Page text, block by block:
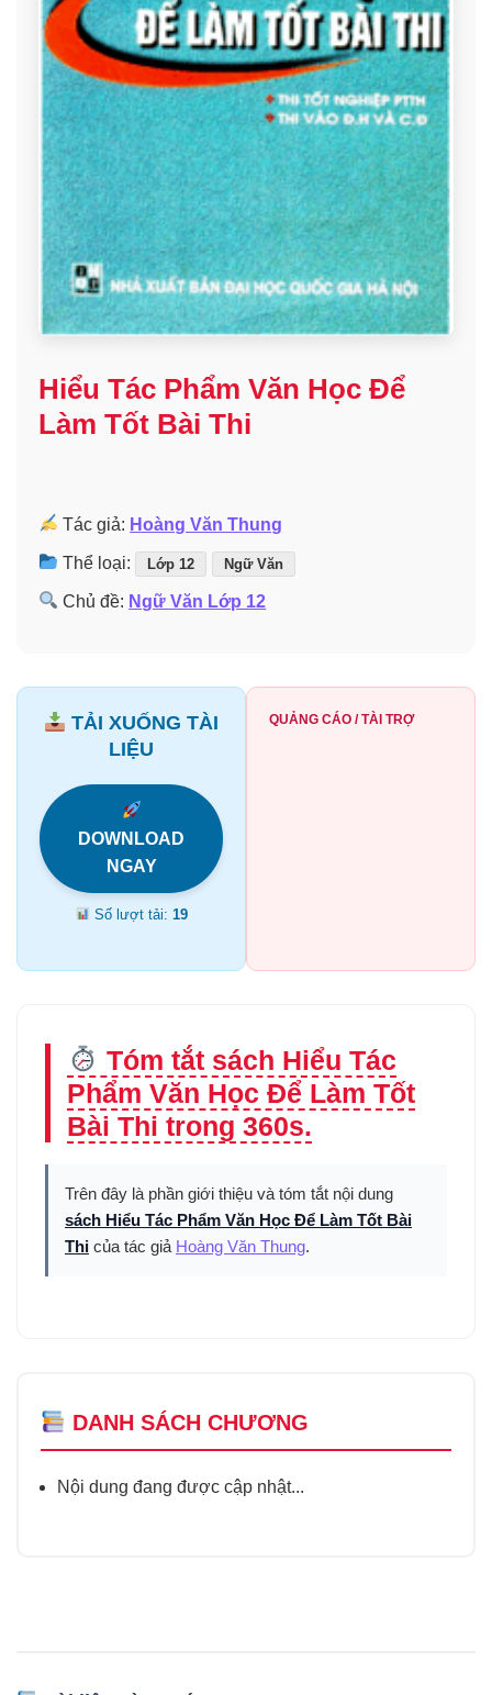
Hiểu Tác Phẩm Văn Học Để
Làm Tốt Bài Thi
Tác giả: Hoàng Văn Thung
Thể loại: Lớp 12 Ngữ Văn
Chủ đề: Ngữ Văn Lớp 12
TẢI XUỐNG TÀI
LIỆU
DOWNLOAD
NGAY
Số lượt tải: 19
QUẢNG CÁO / TÀI TRỢ
Tóm tắt sách Hiểu Tác
Phẩm Văn Học Để Làm Tốt
Bài Thi trong 360s.
Trên đây là phần giới thiệu và tóm tắt nội dung
sách Hiểu Tác Phẩm Văn Học Để Làm Tốt Bài
Thi của tác giả Hoàng Văn Thung.
DANH SÁCH CHƯƠNG
Nội dung đang được cập nhật...